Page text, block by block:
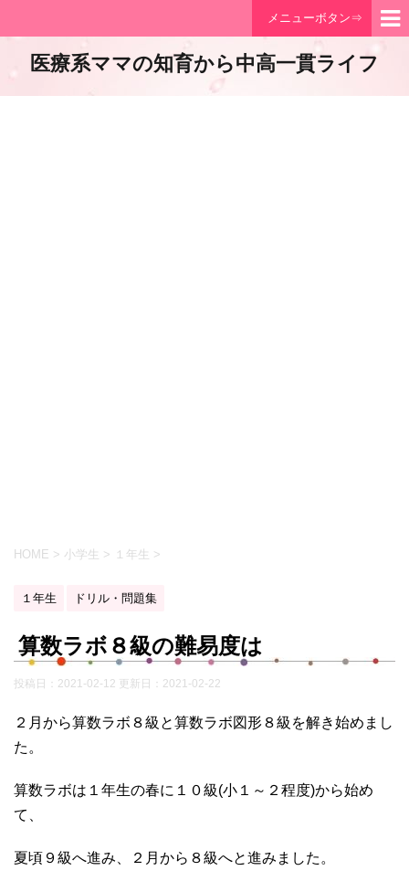
メニューボタン⇒
医療系ママの知育から中高一貫ライフ
HOME > 小学生 > １年生 >
１年生 ドリル・問題集
算数ラボ８級の難易度は
投稿日：2021-02-12 更新日： 2021-02-22
２月から算数ラボ８級と算数ラボ図形８級を解き始めまし
た。
算数ラボは１年生の春に１０級(小１～２程度)から始め
て、
夏頃９級へ進み、２月から８級へと進みました。